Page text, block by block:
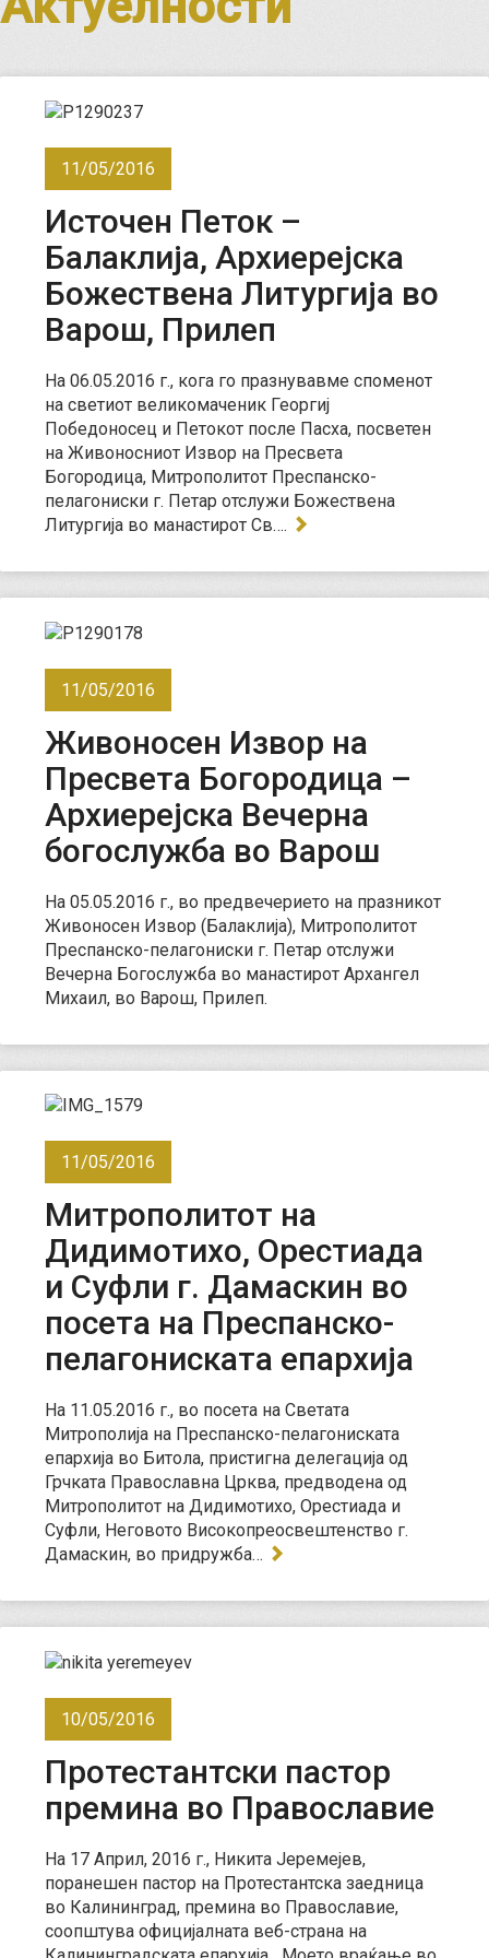
11/05/2016
Источен Петок –
Балаклија, Архиерејска
Божествена Литургија во
Варош, Прилеп
На 06.05.2016 г., кога го празнувавме споменот
на светиот великомаченик Георгиј
Победоносец и Петокот после Пасха, посветен
на Живоносниот Извор на Пресвета
Богородица, Митрополитот Преспанско-
пелагониски г. Петар отслужи Божествена
Литургија во манастирот Св….
11/05/2016
Живоносен Извор на
Пресвета Богородица –
Архиерејска Вечерна
богослужба во Варош
На 05.05.2016 г., во предвечерието на празникот
Живоносен Извор (Балаклија), Митрополитот
Преспанско-пелагониски г. Петар отслужи
Вечерна Богослужба во манастирот Архангел
Михаил, во Варош, Прилеп.
11/05/2016
Митрополитот на
Дидимотихо, Орестиада
и Суфли г. Дамаскин во
посета на Преспанско-
пелагониската епархија
На 11.05.2016 г., во посета на Светата
Митрополија на Преспанско-пелагониската
епархија во Битола, пристигна делегација од
Грчката Православна Црква, предводена од
Митрополитот на Дидимотихо, Орестиада и
Суфли, Неговото Високопреосвештенство г.
Дамаскин, во придружба…
10/05/2016
Протестантски пастор
премина во Православие
На 17 Април, 2016 г., Никита Јеремејев,
поранешен пастор на Протестантска заедница
во Калининград, премина во Православие,
соопштува официјалната веб-страна на